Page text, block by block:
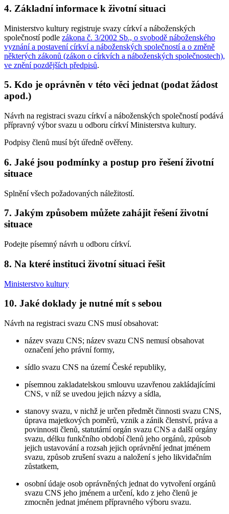
4. Základní informace k životní situaci
Ministerstvo kultury registruje svazy církví a náboženských
společností podle zákona č. 3/2002 Sb., o svobodě náboženského
vyznání a postavení církví a náboženských společností a o změně
některých zákonů (zákon o církvích a náboženských společnostech),
ve znění pozdějších předpisů.
5. Kdo je oprávněn v této věci jednat (podat žádost
apod.)
Návrh na registraci svazu církví a náboženských společností podává
přípravný výbor svazu u odboru církví Ministerstva kultury.
Podpisy členů musí být úředně ověřeny.
6. Jaké jsou podmínky a postup pro řešení životní
situace
Splnění všech požadovaných náležitostí.
7. Jakým způsobem můžete zahájit řešení životní
situace
Podejte písemný návrh u odboru církví.
8. Na které instituci životní situaci řešit
Ministerstvo kultury
10. Jaké doklady je nutné mít s sebou
Návrh na registraci svazu CNS musí obsahovat:
název svazu CNS; název svazu CNS nemusí obsahovat
označení jeho právní formy,
sídlo svazu CNS na území České republiky,
písemnou zakladatelskou smlouvu uzavřenou zakládajícími
CNS, v níž se uvedou jejich názvy a sídla,
stanovy svazu, v nichž je určen předmět činnosti svazu CNS,
úprava majetkových poměrů, vznik a zánik členství, práva a
povinnosti členů, statutární orgán svazu CNS a další orgány
svazu, délku funkčního období členů jeho orgánů, způsob
jejich ustavování a rozsah jejich oprávnění jednat jménem
svazu, způsob zrušení svazu a naložení s jeho likvidačním
zůstatkem,
osobní údaje osob oprávněných jednat do vytvoření orgánů
svazu CNS jeho jménem a určení, kdo z jeho členů je
zmocněn jednat jménem přípravného výboru svazu.